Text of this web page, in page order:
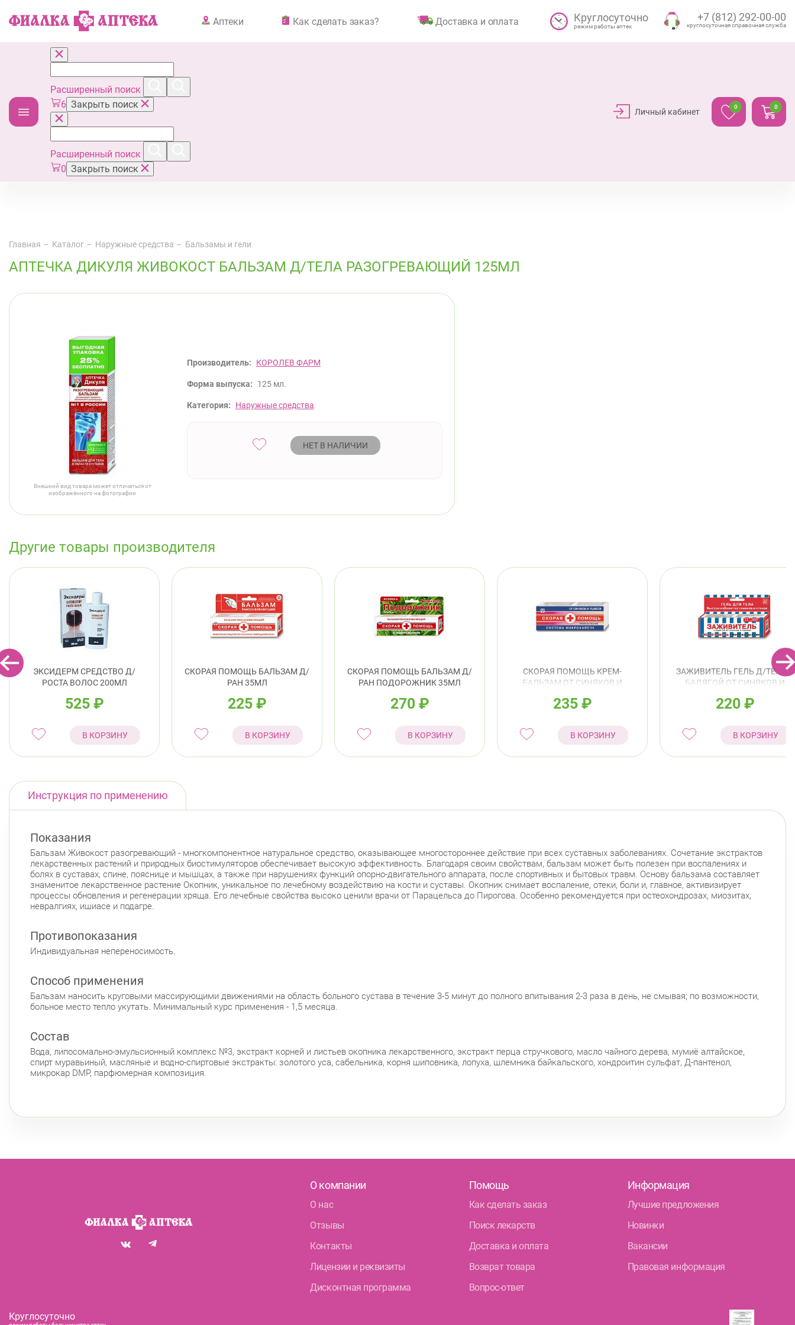
Аптеки Как сделать заказ? Доставка и оплата Круглосуточно
режим работы аптек
+7 (812) 292-00-00
круглосуточная справочная служба
Расширенный поиск
6 Закрыть поиск
Расширенный поиск
0 Закрыть поиск
Личный кабинет
0 0
Главная Каталог Наружные средства Бальзамы и гели
АПТЕЧКА ДИКУЛЯ ЖИВОКОСТ БАЛЬЗАМ Д/ТЕЛА РАЗОГРЕВАЮЩИЙ 125МЛ
Внешний вид товара может отличаться от
изображённого на фотографии
Производитель: КОРОЛЕВ ФАРМ
Форма выпуска: 125 мл.
Категория: Наружные средства
НЕТ В НАЛИЧИИ
Другие товары производителя
ЭКСИДЕРМ СРЕДСТВО Д/
РОСТА ВОЛОС 200МЛ
525 ₽
В КОРЗИНУ
СКОРАЯ ПОМОЩЬ БАЛЬЗАМ Д/
РАН 35МЛ
225 ₽
В КОРЗИНУ
СКОРАЯ ПОМОЩЬ БАЛЬЗАМ Д/
РАН ПОДОРОЖНИК 35МЛ
270 ₽
В КОРЗИНУ
СКОРАЯ ПОМОЩЬ КРЕМ-
БАЛЬЗАМ ОТ СИНЯКОВ И
235 ₽
В КОРЗИНУ
ЗАЖИВИТЕЛЬ ГЕЛЬ Д/ТЕЛА С
БАДЯГОЙ ОТ СИНЯКОВ И
220 ₽
В КОРЗИНУ
Инструкция по применению
Показания
Бальзам Живокост разогревающий - многкомпонентное натуральное средство, оказывающее многостороннее действие при всех суставных заболеваниях. Сочетание экстрактов
лекарственных растений и природных биостимуляторов обеспечивает высокую эффективность. Благодаря своим свойствам, бальзам может быть полезен при воспалениях и
болях в суставах, спине, пояснице и мышцах, а также при нарушениях функций опорно-двигательного аппарата, после спортивных и бытовых травм. Основу бальзама составляет
знаменитое лекарственное растение Окопник, уникальное по лечебному воздействию на кости и суставы. Окопник снимает воспаление, отеки, боли и, главное, активизирует
процессы обновления и регенерации хряща. Его лечебные свойства высоко ценили врачи от Парацельса до Пирогова. Особенно рекомендуется при остеохондрозах, миозитах,
невралгиях, ишиасе и подагре.
Противопоказания
Индивидуальная непереносимость.
Способ применения
Бальзам наносить круговыми массирующими движениями на область больного сустава в течение 3-5 минут до полного впитывания 2-3 раза в день, не смывая; по возможности,
больное место тепло укутать. Минимальный курс применения - 1,5 месяца.
Состав
Вода, липосомально-эмульсионный комплекс №3, экстракт корней и листьев окопника лекарственного, экстракт перца стручкового, масло чайного дерева, мумиё алтайское,
спирт муравьиный, масляные и водно-спиртовые экстракты: золотого уса, сабельника, корня шиповника, лопуха, шлемника байкальского, хондроитин сульфат, Д-пантенол,
микрокар DMP, парфюмерная композиция.
О компании
О нас
Отзывы
Контакты
Лицензии и реквизиты
Дисконтная программа
Помощь
Как сделать заказ
Поиск лекарств
Доставка и оплата
Возврат товара
Вопрос-ответ
Информация
Лучшие предложения
Новинки
Вакансии
Правовая информация
Круглосуточно